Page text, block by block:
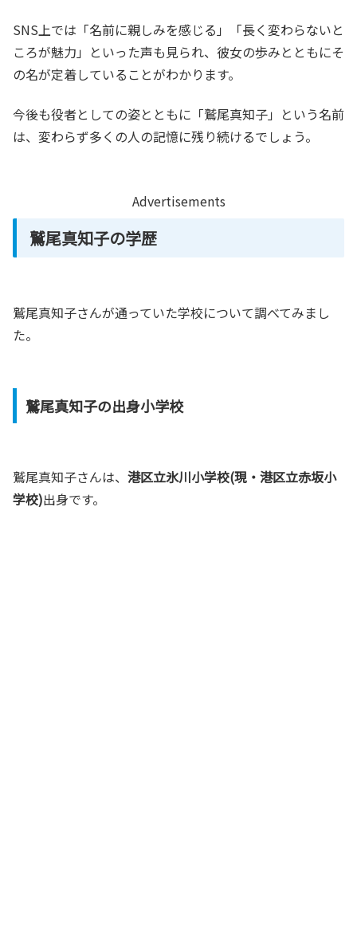
SNS上では「名前に親しみを感じる」「長く変わらないと
ころが魅力」といった声も見られ、彼女の歩みとともにそ
の名が定着していることがわかります。
今後も役者としての姿とともに「鷲尾真知子」という名前
は、変わらず多くの人の記憶に残り続けるでしょう。
Advertisements
鷲尾真知子の学歴
鷲尾真知子さんが通っていた学校について調べてみまし
た。
鷲尾真知子の出身小学校
鷲尾真知子さんは、 港区立氷川小学校(現・港区立赤坂小
学校)出身です。